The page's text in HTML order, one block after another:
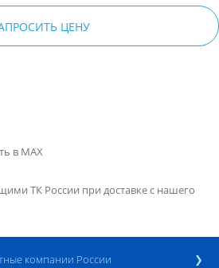
ЦЕНУ
в MAX
ТК России при доставке с нашего
компании России